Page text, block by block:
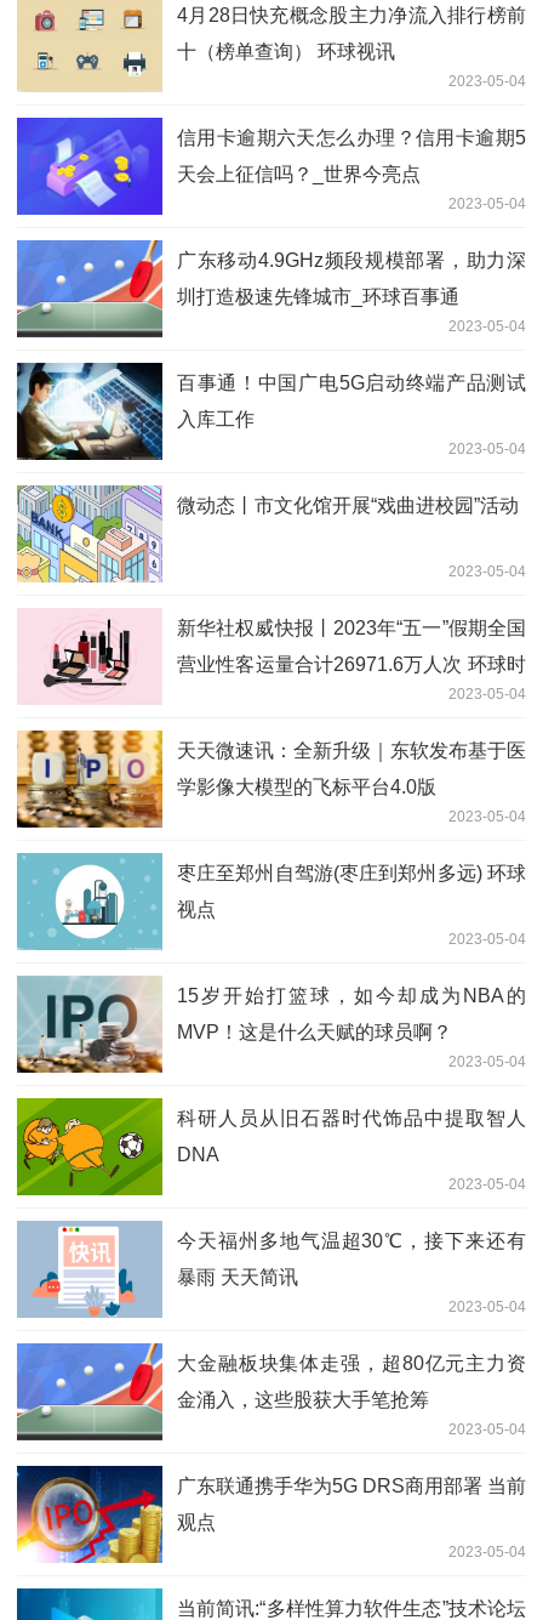
4月28日快充概念股主力净流入排行榜前
十（榜单查询） 环球视讯
2023-05-04
信用卡逾期六天怎么办理？信用卡逾期5
天会上征信吗？_世界今亮点
2023-05-04
广东移动4.9GHz频段规模部署，助力深
圳打造极速先锋城市_环球百事通
2023-05-04
百事通！中国广电5G启动终端产品测试
入库工作
2023-05-04
微动态丨市文化馆开展“戏曲进校园”活动
2023-05-04
新华社权威快报丨2023年“五一”假期全国
营业性客运量合计26971.6万人次 环球时
2023-05-04
天天微速讯：全新升级｜东软发布基于医
学影像大模型的飞标平台4.0版
2023-05-04
枣庄至郑州自驾游(枣庄到郑州多远) 环球
视点
2023-05-04
15岁开始打篮球，如今却成为NBA的
MVP！这是什么天赋的球员啊？
2023-05-04
科研人员从旧石器时代饰品中提取智人
DNA
2023-05-04
今天福州多地气温超30℃，接下来还有
暴雨 天天简讯
2023-05-04
大金融板块集体走强，超80亿元主力资
金涌入，这些股获大手笔抢筹
2023-05-04
广东联通携手华为5G DRS商用部署 当前
观点
2023-05-04
当前简讯:“多样性算力软件生态”技术论坛